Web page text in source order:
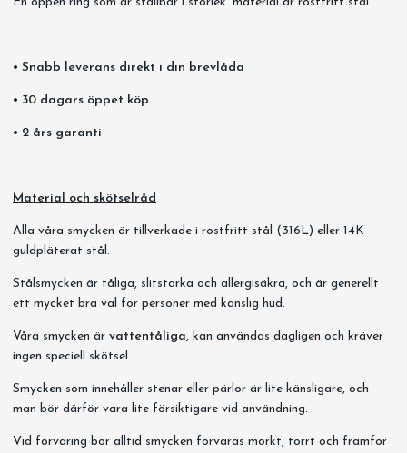
• Snabb leverans direkt i din brevlåda
• 30 dagars öppet köp
• 2 års garanti
Material och skötselråd
Alla våra smycken är tillverkade i rostfritt stål (316L) eller 14K
guldpläterat stål.
Stålsmycken är tåliga, slitstarka och allergisäkra, och är generellt
ett mycket bra val för personer med känslig hud.
Våra smycken är vattentåliga, kan användas dagligen och kräver
ingen speciell skötsel.
Smycken som innehåller stenar eller pärlor är lite känsligare, och
man bör därför vara lite försiktigare vid användning.
Vid förvaring bör alltid smycken förvaras mörkt, torrt och framför